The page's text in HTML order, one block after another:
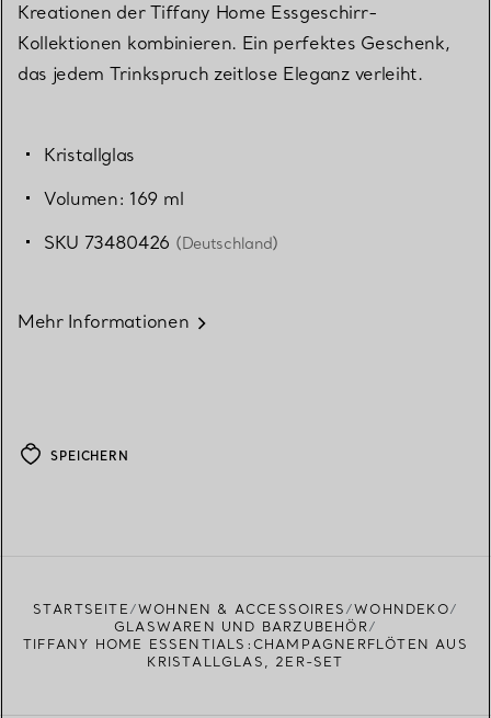
Kreationen der Tiffany Home Essgeschirr-
Kollektionen kombinieren. Ein perfektes Geschenk,
das jedem Trinkspruch zeitlose Eleganz verleiht.
Kristallglas
Volumen: 169 ml
SKU 73480426 (Deutschland)
Mehr Informationen
SPEICHERN
STARTSEITE WOHNEN & ACCESSOIRES
WOHNDEKO
GLASWAREN UND BARZUBEHÖR
TIFFANY HOME ESSENTIALS:CHAMPAGNERFLÖTEN AUS
KRISTALLGLAS, 2ER-SET